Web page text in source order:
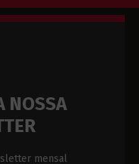
NOSSA
mensal